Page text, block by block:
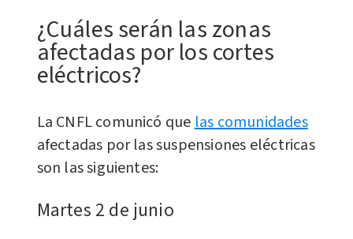
​​​¿Cuáles serán las zonas
afectadas por los cortes
eléctricos?
La CNFL comunicó quelas comunidades
afectadas por las suspensiones eléctricas
son las siguientes:
Martes 2 de junio